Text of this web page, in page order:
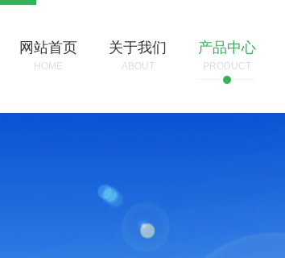
网站首页
HOME
关于我们
ABOUT
产品中心
PRODUCT